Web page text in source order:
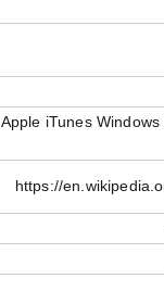
Apple iTunes
https://